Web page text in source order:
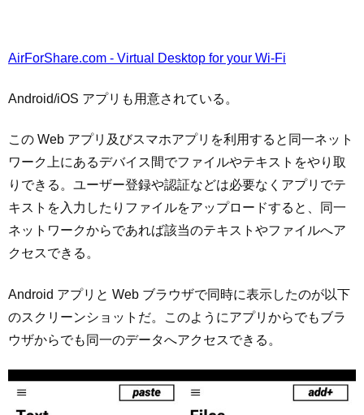
AirForShare.com - Virtual Desktop for your Wi-Fi
Android/iOS アプリも用意されている。
この Web アプリ及びスマホアプリを利用すると同一ネット
ワーク上にあるデバイス間でファイルやテキストをやり取
りできる。ユーザー登録や認証などは必要なくアプリでテ
キストを入力したりファイルをアップロードすると、同一
ネットワークからであれば該当のテキストやファイルへア
クセスできる。
Android アプリと Web ブラウザで同時に表示したのが以下
のスクリーンショットだ。このようにアプリからでもブラ
ウザからでも同一のデータへアクセスできる。